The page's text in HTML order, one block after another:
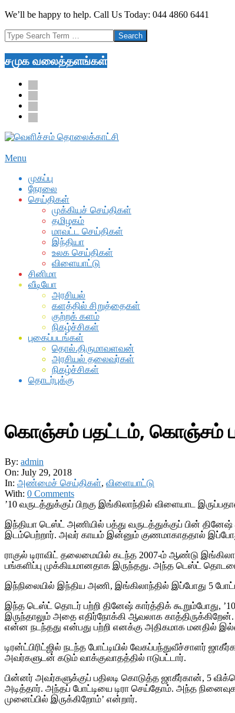
Skip
content
We’ll be happy to help. Call Us Today: 044 4860 6441
Search
சமுக வலைத்தளங்கள்
facebook
twitter
youtube
google
Secondary
Menu
Menu
முகப்பு
நேரலை
செய்திகள்
முக்கியச் செய்திகள்
தமிழகம்
மாவட்ட செய்திகள்
இந்தியா
உலக செய்திகள்
விளையாட்டு
சினிமா
வீடியோ
அரசியல்
களத்தில் சிறுத்தைகள்
குற்றக் களம்
நிகழ்ச்சிகள்
புகைப்படங்கள்
தொல்.திருமாவளவன்
அரசியல் தலைவர்கள்
நிகழ்ச்சிகள்
தொடர்புக்கு
கொஞ்சம் பதட்டம், கொஞ்சம்
By: admin
On: July 29, 2018
In: அண்மைச் செய்திகள், விளையாட்டு
With: 0 Comments
’10 வருடத்துக்குப் பிறகு இங்கிலாந்தில் விளையாட
இந்தியா டெஸ்ட் அணியில் பத்து வருடத்துக்குப் பின்
இடம்பெற்றார். அவர் காயம் இன்னும் குணமாகாததால்
ராகுல் டிராவிட் தலைமையில் கடந்த 2007-ம் ஆண்டு
பங்களிப்பு முக்கியமானதாக இருந்தது. அந்த டெஸ்ட்
இந்நிலையில் இந்திய அணி, இங்கிலாந்தில் இப்போது 5
இந்த டெஸ்ட் தொடர் பற்றி தினேஷ் கார்த்திக் கூறும்போது,
இருந்தாலும் அதை எதிர்நோக்கி ஆவலாக
என்ன நடந்தது என்பது பற்றி எனக்கு அதிகமாக மனதில்
டிரன்ட்பிரிட்ஜில் நடந்த போட்டியில் வேகப்பந்துவீச்சாளர்
அவர்களுடன் கடும் வாக்குவாதத்தில் ஈடுபட்டார்.
பின்னர் அவர்களுக்குப் பதிலடி கொடுத்த ஜாகீர்கான், 5
அடித்தார். அந்தப் போட்டியை டிரா செய்தோம். அந்த
முனைப்பில் இருக்கிறோம்’ என்றார்.